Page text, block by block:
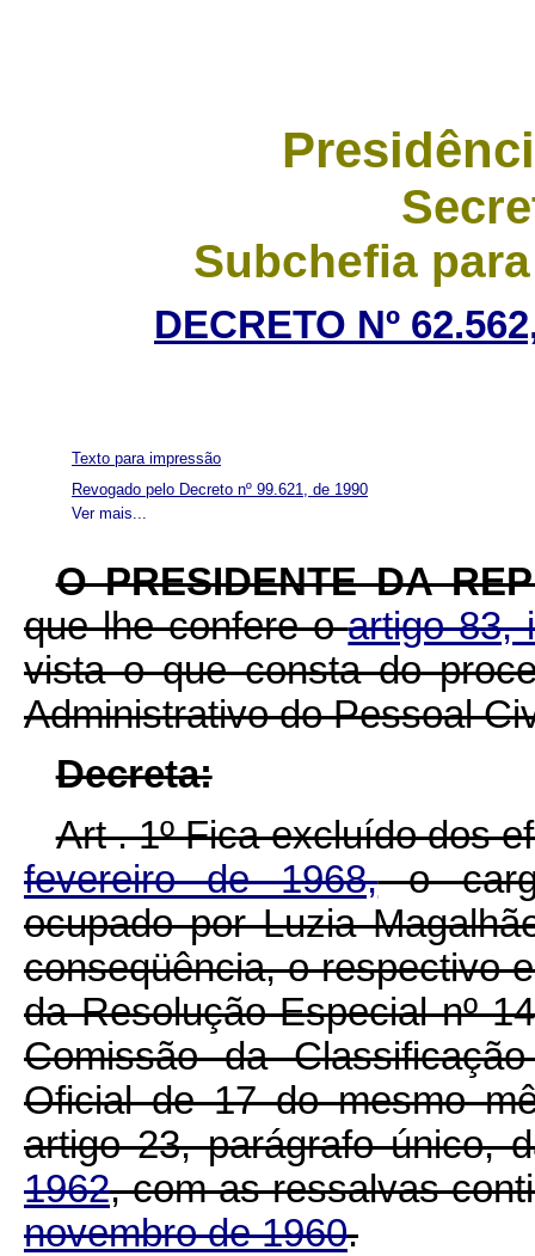
Subchefia
DECRETO Nº
Ver mais...
Texto para impressão
Revogado pelo Decreto nº 99.621, de 1990
O PRESIDENTE DA
que lhe confere oartigo 83,
vista o que consta do
Administrativo do Pessoal
Decreta:
Art . 1º Fica excluído dos
fevereiro de 1968,o
ocupado por Luzia
conseqüência, o respectivo
da Resolução Especial nº
Comissão da
Oficial de 17 do mesmo
artigo 23, parágrafo único,
1962, com as ressalvas
novembro de 1960.